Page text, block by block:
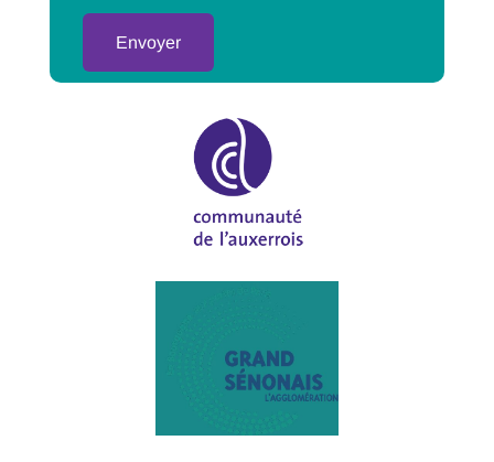
Alternative: